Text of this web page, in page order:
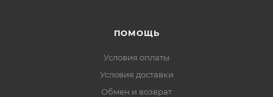
ПОМОЩЬ
Условия оплаты
Условия доставки
Обмен и возврат